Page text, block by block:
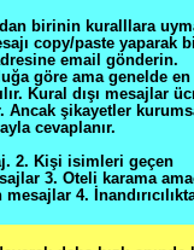
birinin kuralllara
copy/paste yaparak
email gönderin.
göre ama genelde
Kural dışı mesajlar
Ancak şikayetler
cevaplanır.
2. Kişi isimleri geçen
3. Oteli karama
4.